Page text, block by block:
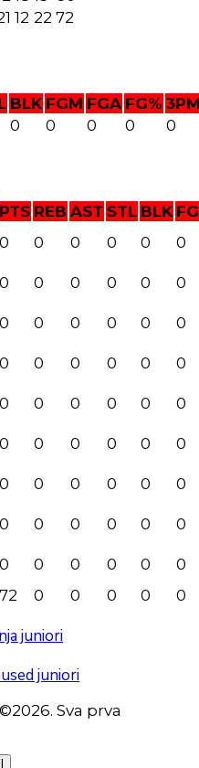
12 22 72
BLK FGM FGA FG%
0 0 0 0 0
PTS REB AST STL BLK
0 0 0 0 0 0
0 0 0 0 0 0
0 0 0 0 0 0
0 0 0 0 0 0
0 0 0 0 0 0
0 0 0 0 0 0
0 0 0 0 0 0
0 0 0 0 0 0
0 0 0 0 0
0
72 0 0 0 0
0
juniori
juniori
Sva prva